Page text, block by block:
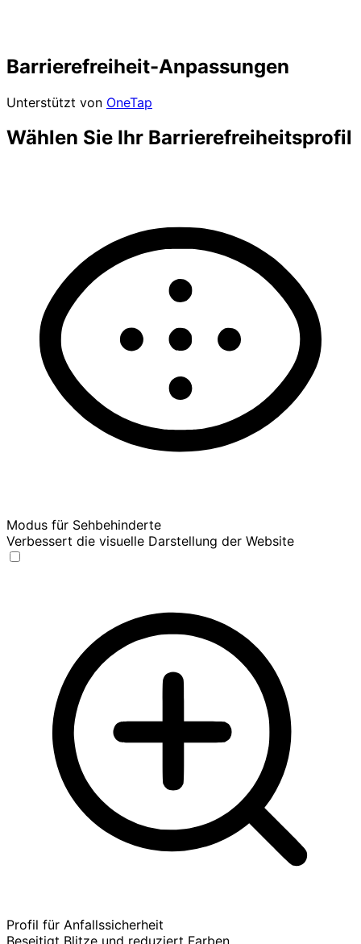
Barrierefreiheit-Anpassungen
Unterstützt von OneTap
Wählen Sie Ihr Barrierefreiheitsprofil
Modus für Sehbehinderte
Verbessert die visuelle Darstellung der Website
Profil für Anfallssicherheit